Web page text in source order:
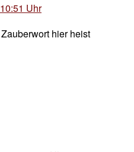
Uhr
hier heist